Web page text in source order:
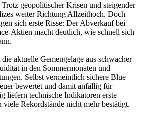
geopolitischer Krisen und steigender
weiter Richtung Allzeithoch. Doch
sich erste Risse: Der Abverkauf bei
Aktien macht deutlich, wie schnell sich
aktuelle Gemengelage aus schwacher
in den Sommermonaten und
Selbst vermeintlich sichere Blue
bewertet und damit anfällig für
liefern technische Indikatoren erste
viele Rekordstände nicht mehr bestätigt.